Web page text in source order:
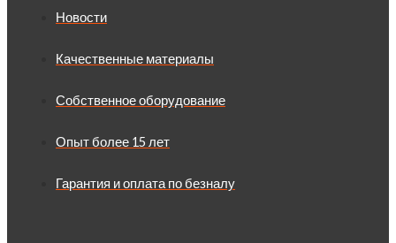
Новости
Качественные материалы
Собственное оборудование
Опыт более 15 лет
Гарантия и оплата по безналу